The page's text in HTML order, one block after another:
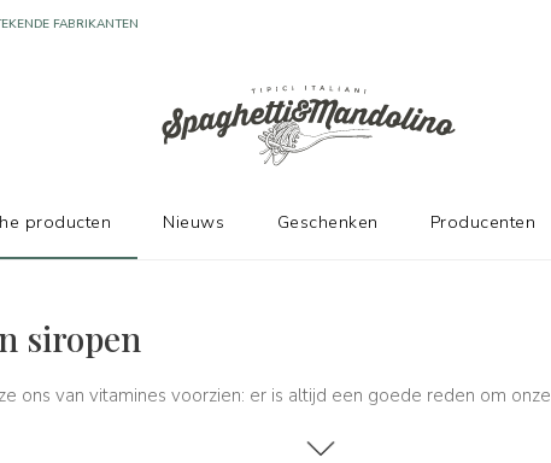
siropen
ons van vitamines voorzien: er is altijd een goede reden om onze
en siropen
FABRIKANTEN
producten Nieuws Geschenken Producenten